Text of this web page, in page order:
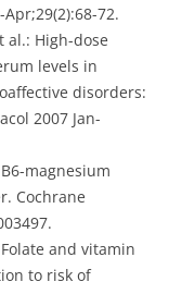
72.
al.: High-dose
levels in
disorders:
2007 Jan-
magnesium
Cochrane
and vitamin
to risk of